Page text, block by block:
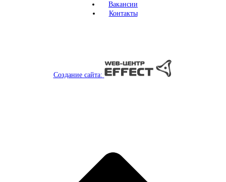
Вакансии
Контакты
Создание сайта: